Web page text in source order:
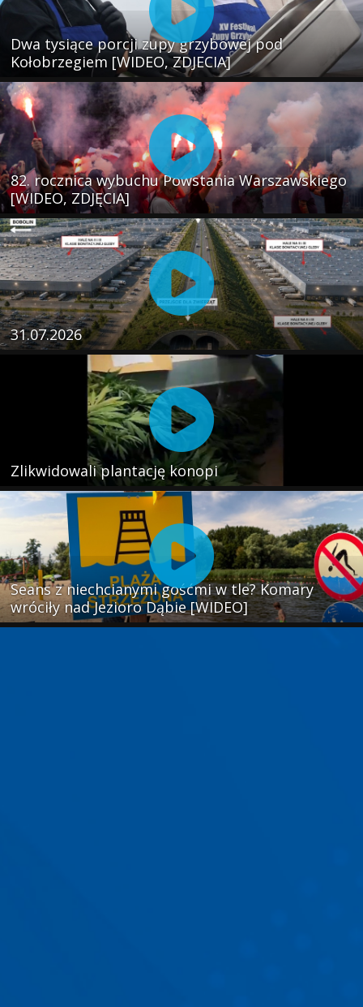
Dwa tysiące porcji zupy grzybowej pod
Kołobrzegiem [WIDEO, ZDJECIA]
82. rocznica wybuchu Powstania Warszawskiego
[WIDEO, ZDJĘCIA]
31.07.2026
Zlikwidowali plantację konopi
Seans z niechcianymi gośćmi w tle? Komary
wróciły nad Jezioro Dąbie [WIDEO]